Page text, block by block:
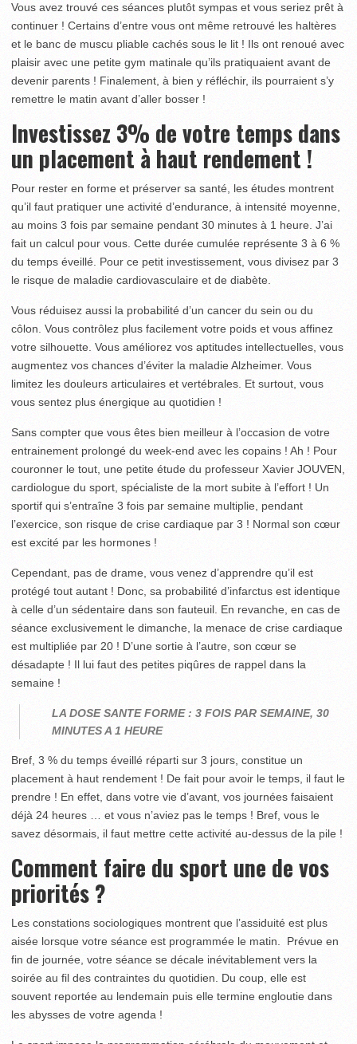
Vous avez trouvé ces séances plutôt sympas et vous seriez prêt à
continuer ! Certains d’entre vous ont même retrouvé les haltères
et le banc de muscu pliable cachés sous le lit ! Ils ont renoué avec
plaisir avec une petite gym matinale qu’ils pratiquaient avant de
devenir parents ! Finalement, à bien y réfléchir, ils pourraient s’y
remettre le matin avant d’aller bosser !
Investissez 3% de votre temps dans
un placement à haut rendement !
Pour rester en forme et préserver sa santé, les études montrent
qu’il faut pratiquer une activité d’endurance, à intensité moyenne,
au moins 3 fois par semaine pendant 30 minutes à 1 heure. J’ai
fait un calcul pour vous. Cette durée cumulée représente 3 à 6 %
du temps éveillé. Pour ce petit investissement, vous divisez par 3
le risque de maladie cardiovasculaire et de diabète.
Vous réduisez aussi la probabilité d’un cancer du sein ou du
côlon. Vous contrôlez plus facilement votre poids et vous affinez
votre silhouette. Vous améliorez vos aptitudes intellectuelles, vous
augmentez vos chances d’éviter la maladie Alzheimer. Vous
limitez les douleurs articulaires et vertébrales. Et surtout, vous
vous sentez plus énergique au quotidien !
Sans compter que vous êtes bien meilleur à l’occasion de votre
entrainement prolongé du week-end avec les copains ! Ah ! Pour
couronner le tout, une petite étude du professeur Xavier JOUVEN,
cardiologue du sport, spécialiste de la mort subite à l’effort ! Un
sportif qui s’entraîne 3 fois par semaine multiplie, pendant
l’exercice, son risque de crise cardiaque par 3 ! Normal son cœur
est excité par les hormones !
Cependant, pas de drame, vous venez d’apprendre qu’il est
protégé tout autant ! Donc, sa probabilité d’infarctus est identique
à celle d’un sédentaire dans son fauteuil. En revanche, en cas de
séance exclusivement le dimanche, la menace de crise cardiaque
est multipliée par 20 ! D’une sortie à l’autre, son cœur se
désadapte ! Il lui faut des petites piqûres de rappel dans la
semaine !
LA DOSE SANTE FORME : 3 FOIS PAR SEMAINE, 30
MINUTES A 1 HEURE
Bref, 3 % du temps éveillé réparti sur 3 jours, constitue un
placement à haut rendement ! De fait pour avoir le temps, il faut le
prendre ! En effet, dans votre vie d’avant, vos journées faisaient
déjà 24 heures … et vous n’aviez pas le temps ! Bref, vous le
savez désormais, il faut mettre cette activité au-dessus de la pile !
Comment faire du sport une de vos
priorités ?
Les constations sociologiques montrent que l’assiduité est plus
aisée lorsque votre séance est programmée le matin. Prévue en
fin de journée, votre séance se décale inévitablement vers la
soirée au fil des contraintes du quotidien. Du coup, elle est
souvent reportée au lendemain puis elle termine engloutie dans
les abysses de votre agenda !